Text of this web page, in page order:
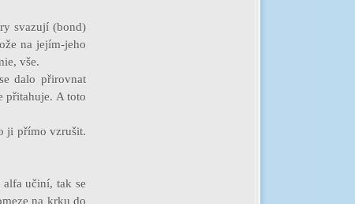
svazují (bond)
na jejím-jeho
vše.
dalo přirovnat
přitahuje. A toto
ji přímo vzrušit.
učiní, tak se
na krku do